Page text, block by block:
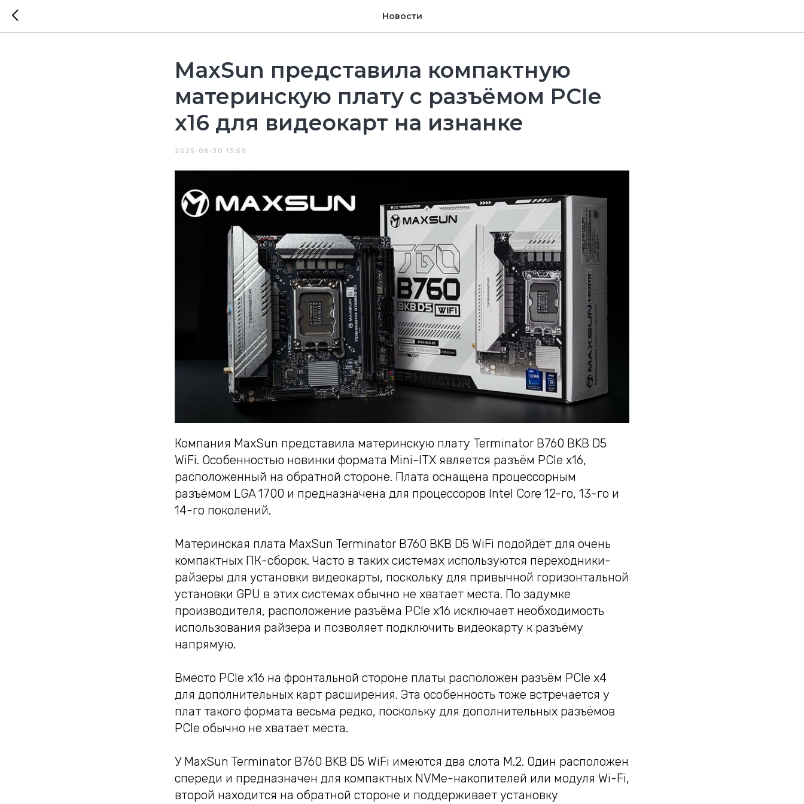
Новости
MaxSun представила компактную
материнскую плату с разъёмом PCIe
x16 для видеокарт на изнанке
2025-08-30 13:59
Компания MaxSun представила материнскую плату Terminator B760 BKB D5
WiFi. Особенностью новинки формата Mini-ITX является разъём PCIe x16,
расположенный на обратной стороне. Плата оснащена процессорным
разъёмом LGA 1700 и предназначена для процессоров Intel Core 12-го, 13-го и
14-го поколений.
Материнская плата MaxSun Terminator B760 BKB D5 WiFi подойдёт для очень
компактных ПК-сборок. Часто в таких системах используются переходники-
райзеры для установки видеокарты, поскольку для привычной горизонтальной
установки GPU в этих системах обычно не хватает места. По задумке
производителя, расположение разъёма PCIe x16 исключает необходимость
использования райзера и позволяет подключить видеокарту к разъёму
напрямую.
Вместо PCIe x16 на фронтальной стороне платы расположен разъём PCIe x4
для дополнительных карт расширения. Эта особенность тоже встречается у
плат такого формата весьма редко, поскольку для дополнительных разъёмов
PCIe обычно не хватает места.
У MaxSun Terminator B760 BKB D5 WiFi имеются два слота M.2. Один расположен
спереди и предназначен для компактных NVMe-накопителей или модуля Wi-Fi,
второй находится на обратной стороне и поддерживает установку